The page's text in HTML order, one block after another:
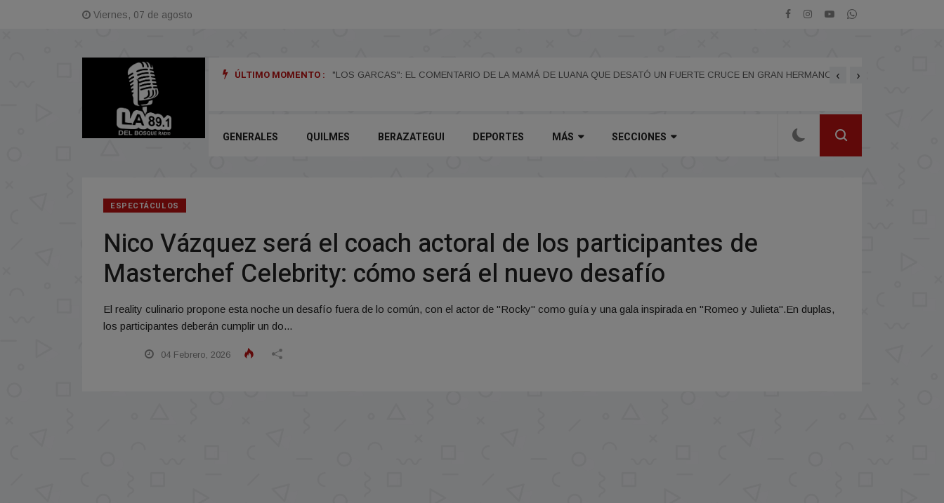
Viernes, 07 de agosto
ÚLTIMO MOMENTO :
SOBRE SU SUPUESTO ROMANCE CON UN EX GRAN HERMANO "LOS GARCAS": EL COMENTARIO DE LA MAMÁ DE LUANA QUE DESATÓ UN FUERTE CRUCE EN GRAN HERMANO EL MATE SUFRIÓ UN
‹ ›
GENERALES QUILMES BERAZATEGUI DEPORTES MÁS SECCIONES
ESPECTÁCULOS
Nico Vázquez será el coach actoral de los participantes de
Masterchef Celebrity: cómo será el nuevo desafío
El reality culinario propone esta noche un desafío fuera de lo común, con el actor de "Rocky" como guía y una gala inspirada en "Romeo y Julieta".En duplas,
los participantes deberán cumplir un do...
04 Febrero, 2026